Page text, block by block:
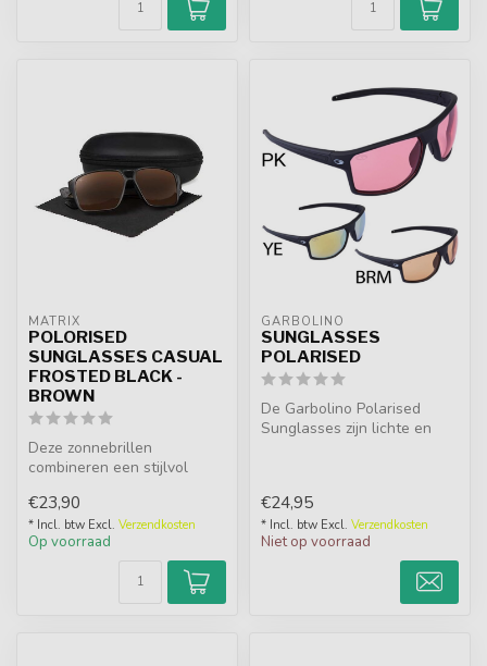
MATRIX
POLORISED
SUNGLASSES CASUAL
FROSTED BLACK -
BROWN
Deze zonnebrillen
combineren een stijlvol
bescherming e...
€23,90
* Incl. btw Excl. Verzendkosten
Op voorraad
GARBOLINO
SUNGLASSES
POLARISED
De Garbolino Polarised
Sunglasses zijn lichte en
€24,95
* Incl. btw Excl. Verzendkosten
Niet op voorraad